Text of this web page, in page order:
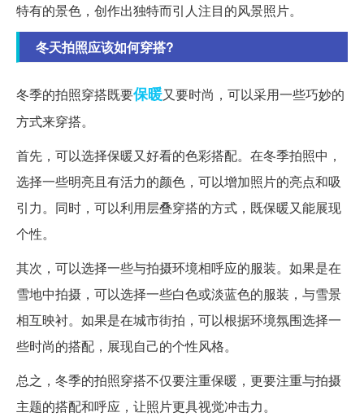
特有的景色，创作出独特而引人注目的风景照片。
冬天拍照应该如何穿搭?
冬季的拍照穿搭既要保暖又要时尚，可以采用一些巧妙的
方式来穿搭。
首先，可以选择保暖又好看的色彩搭配。在冬季拍照中，
选择一些明亮且有活力的颜色，可以增加照片的亮点和吸
引力。同时，可以利用层叠穿搭的方式，既保暖又能展现
个性。
其次，可以选择一些与拍摄环境相呼应的服装。如果是在
雪地中拍摄，可以选择一些白色或淡蓝色的服装，与雪景
相互映衬。如果是在城市街拍，可以根据环境氛围选择一
些时尚的搭配，展现自己的个性风格。
总之，冬季的拍照穿搭不仅要注重保暖，更要注重与拍摄
主题的搭配和呼应，让照片更具视觉冲击力。